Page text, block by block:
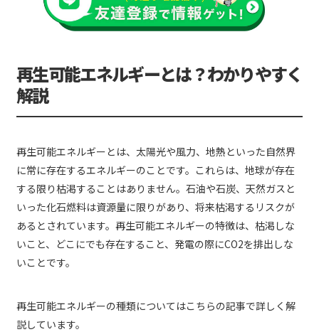
再生可能エネルギーとは？わかりやすく
解説
再生可能エネルギーとは、太陽光や風力、地熱といった自然界
に常に存在するエネルギーのことです。これらは、地球が存在
する限り枯渇することはありません。石油や石炭、天然ガスと
いった化石燃料は資源量に限りがあり、将来枯渇するリスクが
あるとされています。再生可能エネルギーの特徴は、枯渇しな
いこと、どこにでも存在すること、発電の際にCO2を排出しな
いことです。
再生可能エネルギーの種類についてはこちらの記事で詳しく解
説しています。